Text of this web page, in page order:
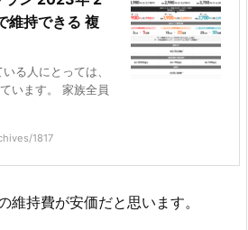
維持できる 複
る人にとっては、
います。 家族全員
1817
維持費が安価だと思います。